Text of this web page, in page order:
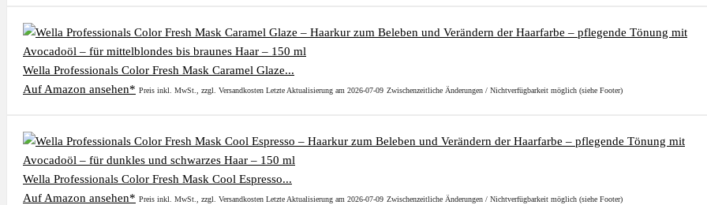
Wella Professionals Color Fresh Mask Caramel Glaze...
Auf Amazon ansehen* Preis inkl. MwSt., zzgl. Versandkosten Letzte Aktualisierung am 2026-07-09 Zwischenzeitliche Änderungen / Nichtverfügbarkeit möglich (siehe Footer)
Wella Professionals Color Fresh Mask Cool Espresso...
Auf Amazon ansehen* Preis inkl. MwSt., zzgl. Versandkosten Letzte Aktualisierung am 2026-07-09 Zwischenzeitliche Änderungen / Nichtverfügbarkeit möglich (siehe Footer)